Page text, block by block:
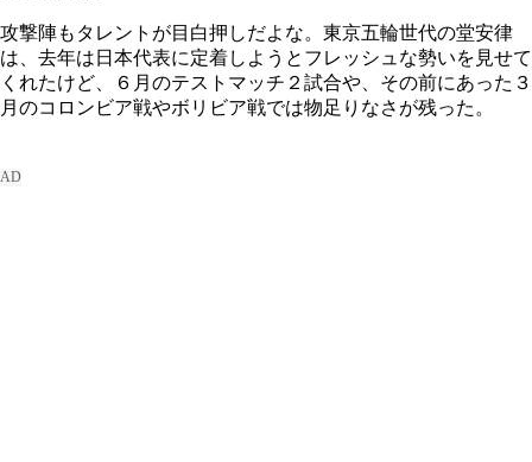
攻撃陣もタレントが目白押しだよな。東京五輪世代の堂安律
は、去年は日本代表に定着しようとフレッシュな勢いを見せて
くれたけど、６月のテストマッチ２試合や、その前にあった３
月のコロンビア戦やボリビア戦では物足りなさが残った。